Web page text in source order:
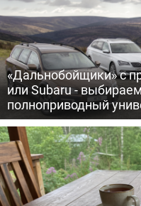
«Дальнобойщики» с
или Subaru -
полноприводный